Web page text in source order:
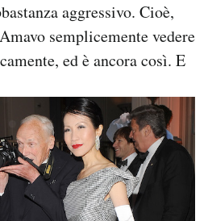
aggressivo. Cioè,
semplicemente vedere
ed è ancora così. E